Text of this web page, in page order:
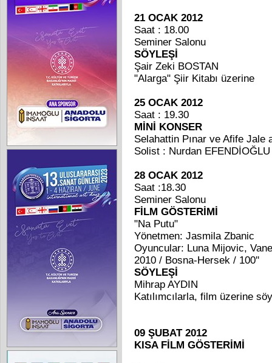
21 OCAK 2012
Saat : 18.00
Seminer Salonu
SÖYLEŞİ
Şair Zeki BOSTAN
"Alarga" Şiir Kitabı üzerine
25 OCAK 2012
Saat : 19.30
MİNİ KONSER
Selahattin Pınar ve Afife Jale
Solist : Nurdan
28 OCAK 2012
Saat :18.30
Seminer Salonu
FİLM GÖSTERİMİ
"Na Putu"
Yönetmen: Jasmila Zbanic
Oyuncular: Luna Mijovic,
2010 / Bosna-Hersek / 100''
SÖYLEŞİ
Mihrap AYDIN
Katılımcılarla, film üzerine
09 ŞUBAT 2012
KISA FİLM GÖSTERİMİ